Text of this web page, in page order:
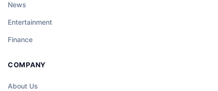
News
Entertainment
Finance
COMPANY
About Us